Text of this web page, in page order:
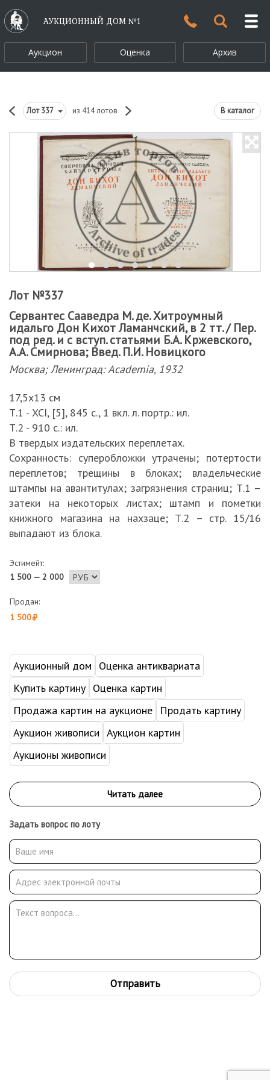
АУКЦИОННЫЙ ДОМ №1
Аукцион Оценка Архив
Лот337 из 414 лотов В каталог
Лот №337
Сервантес Сааведра М. де. Хитроумный
идальго Дон Кихот Ламанчский, в 2 тт. / Пер.
под ред. и с вступ. статьями Б.А. Кржевского,
А.А. Смирнова; Введ. П.И. Новицкого
Москва; Ленинград: Academia, 1932
17,5х13 см
Т.1 - XCI, [5], 845 с., 1 вкл. л. портр.: ил.
Т.2 - 910 с.: ил.
В твердых издательских переплетах.
Сохранность: суперобложки утрачены; потертости
переплетов; трещины в блоках; владельческие
штампы на авантитулах; загрязнения страниц; Т.1 –
затеки на некоторых листах; штамп и пометки
книжного магазина на нахзаце; Т.2 – стр. 15/16
выпадают из блока.
Эстимейт:
1 500 — 2 000
Продан:
1 500
Аукционный дом
Оценка антиквариата
Купить картину Оценка картин
Продажа картин на аукционе
Продать картину
Аукцион живописи Аукцион картин
Аукционы живописи
Задать вопрос по лоту
Отправить